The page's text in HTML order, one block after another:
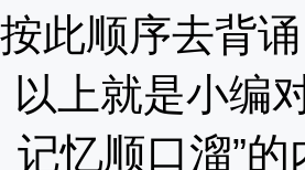
按此顺序去背诵
以上就是小编
记忆顺口溜”